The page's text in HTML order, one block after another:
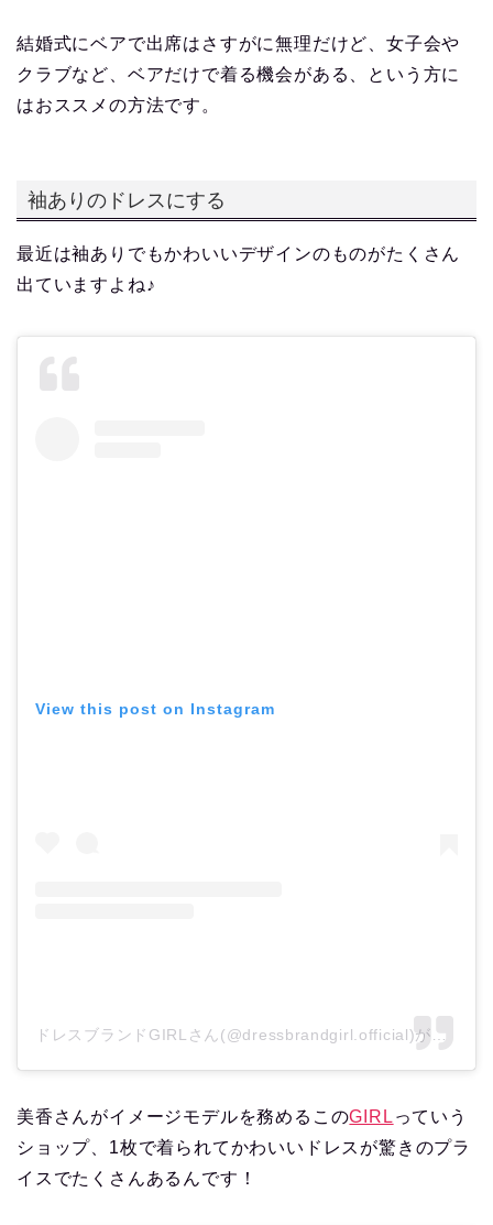
結婚式にベアで出席はさすがに無理だけど、女子会や
クラブなど、ベアだけで着る機会がある、という方に
はおススメの方法です。
袖ありのドレスにする
最近は袖ありでもかわいいデザインのものがたくさん
出ていますよね♪
View this post on Instagram
ドレスブランドGIRLさん(@dressbrandgirl.official)がシェアした投稿
美香さんがイメージモデルを務めるこのGIRL っていう
ショップ、1枚で着られてかわいいドレスが驚きのプラ
イスでたくさんあるんです！